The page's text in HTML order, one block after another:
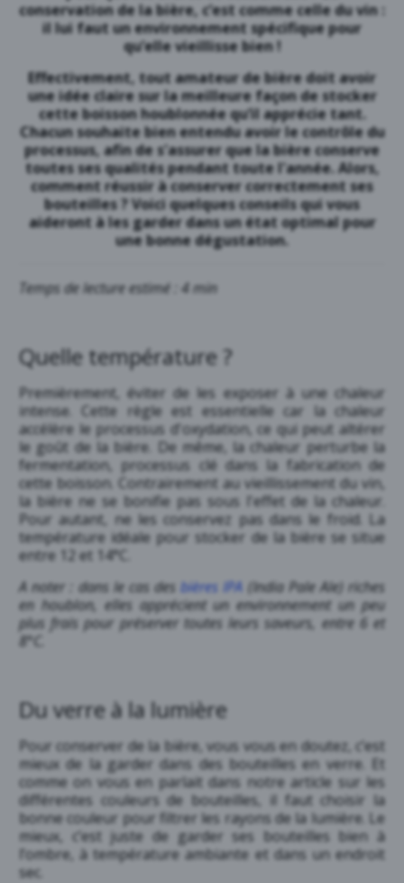
conservation de la bière, c’est comme celle du vin :
il lui faut un environnement spécifique pour
qu’elle vieillisse bien !
Effectivement, tout amateur de bière doit avoir
une idée claire sur la meilleure façon de stocker
cette boisson houblonnée qu’il apprécie tant.
Chacun souhaite bien entendu avoir le contrôle du
processus, afin de s'assurer que la bière conserve
toutes ses qualités pendant toute l'année. Alors,
comment réussir à conserver correctement ses
bouteilles ? Voici quelques conseils qui vous
aideront à les garder dans un état optimal pour
une bonne dégustation.
Temps de lecture estimé : 4 min
Quelle température ?
Premièrement, éviter de les exposer à une chaleur
intense. Cette règle est essentielle car la chaleur
accélère le processus d'oxydation, ce qui peut altérer
le goût de la bière. De même, la chaleur perturbe la
fermentation, processus clé dans la fabrication de
cette boisson. Contrairement au vieillissement du vin,
la bière ne se bonifie pas sous l'effet de la chaleur.
Pour autant, ne les conservez pas dans le froid. La
température idéale pour stocker de la bière se situe
entre 12 et 14°C.
A noter : dans le cas desbières IPA (India Pale Ale) riches
en houblon, elles apprécient un environnement un peu
plus frais pour préserver toutes leurs saveurs, entre 6 et
8°C.
Du verre à la lumière
Pour conserver de la bière, vous vous en doutez, c’est
mieux de la garder dans des bouteilles en verre. Et
comme on vous en parlait dans notre article sur les
différentes couleurs de bouteilles, il faut choisir la
bonne couleur pour filtrer les rayons de la lumière. Le
mieux, c’est juste de garder ses bouteilles bien à
l’ombre, à température ambiante et dans un endroit
sec.